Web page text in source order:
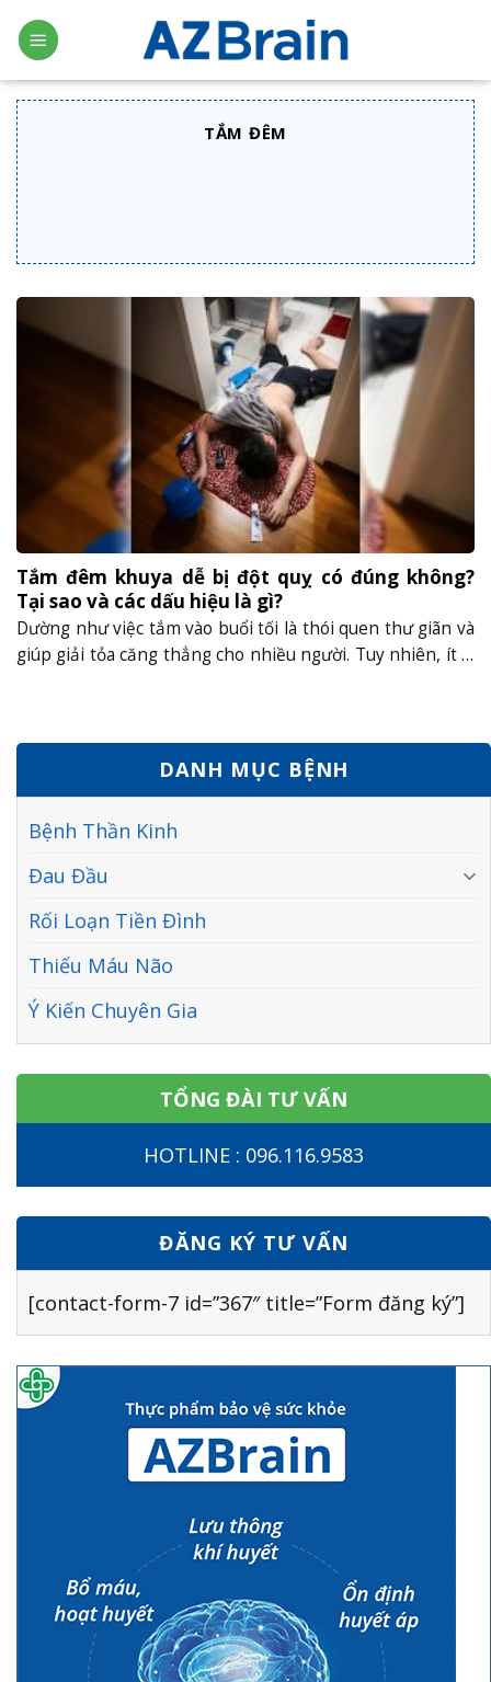
Skip
to
content
TẮM ĐÊM
Tắm đêm khuya dễ bị đột quỵ có đúng không?
Tại sao và các dấu hiệu là gì?
Dường như việc tắm vào buổi tối là thói quen thư giãn và
giúp giải tỏa căng thẳng cho nhiều người. Tuy nhiên, ít ai
DANH MỤC BỆNH
Bệnh Thần Kinh
Đau Đầu
Rối Loạn Tiền Đình
Thiếu Máu Não
Ý Kiến Chuyên Gia
TỔNG ĐÀI TƯ VẤN
HOTLINE : 096.116.9583
ĐĂNG KÝ TƯ VẤN
[contact-form-7 id=”367″ title=”Form đăng ký”]